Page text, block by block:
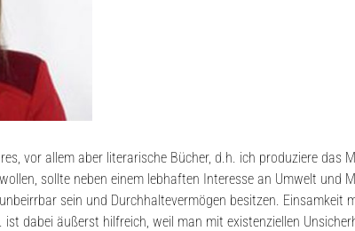
vor allem aber literarische Bücher, d.h. ich produziere das
sollte neben einem lebhaften Interesse an Umwelt und
sein und Durchhaltevermögen besitzen. Einsamkeit
dabei äußerst hilfreich, weil man mit existenziellen